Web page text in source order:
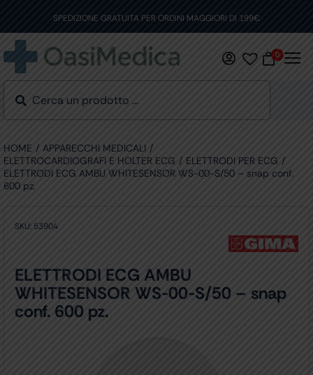
content
SPEDIZIONE GRATUITA PER ORDINI MAGGIORI DI 199€
0
HOME
APPARECCHI MEDICALI
ELETTROCARDIOGRAFI E HOLTER ECG
ELETTRODI PER ECG
ELETTRODI ECG AMBU WHITESENSOR WS-00-S/50 – snap conf.
600 pz.
SKU: 53904
ELETTRODI ECG AMBU
WHITESENSOR WS-00-S/50 – snap
conf. 600 pz.